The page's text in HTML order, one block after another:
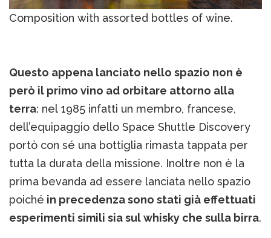
Composition with assorted bottles of wine.
Questo appena lanciato nello spazio non è
però il primo vino ad orbitare attorno alla
terra: nel 1985 infatti un membro, francese,
dell’equipaggio dello Space Shuttle Discovery
portò con sé una bottiglia rimasta tappata per
tutta la durata della missione. Inoltre non è la
prima bevanda ad essere lanciata nello spazio
poiché in precedenza sono stati già effettuati
esperimenti simili sia sul whisky che sulla birra.